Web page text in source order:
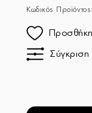
Κωδικός
Σύγκριση